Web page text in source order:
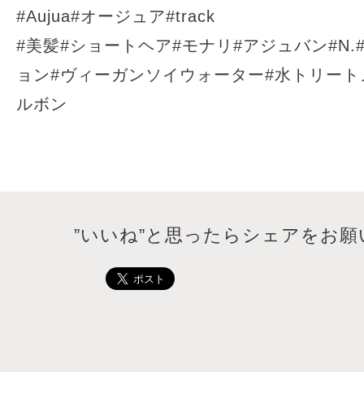
#Aujua#オージュア#track
#美髪#ショートヘア#モナリ #アジュバン
ョン#ヴィーガンソイウォーター#水トリー
ルボン
”いいね”と思ったらシェアをお